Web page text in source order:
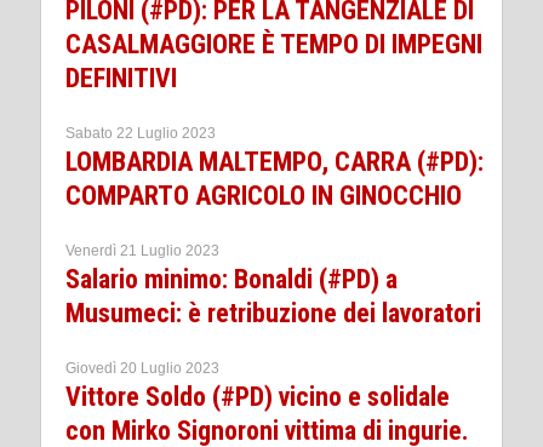
PILONI (#PD): PER LA TANGENZIALE DI
CASALMAGGIORE È TEMPO DI IMPEGNI
DEFINITIVI
Sabato 22 Luglio 2023
LOMBARDIA MALTEMPO, CARRA (#PD):
COMPARTO AGRICOLO IN GINOCCHIO
Venerdì 21 Luglio 2023
Salario minimo: Bonaldi (#PD) a
Musumeci: è retribuzione dei lavoratori
Giovedì 20 Luglio 2023
Vittore Soldo (#PD) vicino e solidale
con Mirko Signoroni vittima di ingurie.